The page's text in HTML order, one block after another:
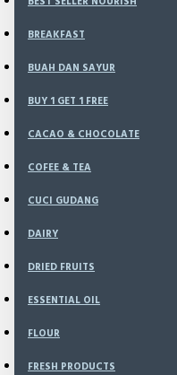
BREAKFAST
BUAH DAN SAYUR
BUY 1 GET 1 FREE
CACAO & CHOCOLATE
COFEE & TEA
CUCI GUDANG
DAIRY
DRIED FRUITS
ESSENTIAL OIL
FLOUR
FRESH PRODUCTS